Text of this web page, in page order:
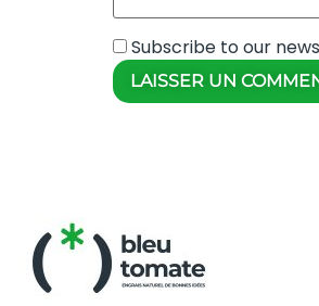
Subscribe to our